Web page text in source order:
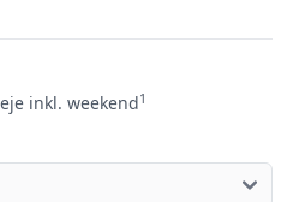
inkl. weekend1